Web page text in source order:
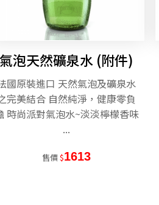
氣泡天然礦泉水 (附件)
國原裝進口 天然氣泡及礦泉水
完美結合 自然純淨，健康零負
時尚派對氣泡水~淡淡檸檬香味
...
售價$1613